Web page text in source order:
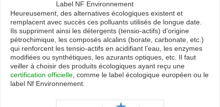
Label NF Environnement
Heureusement, des alternatives écologiques existent et
remplacent avec succès ces polluants utilisés de longue date.
Ils suppriment ainsi les détergents (tensio-actifs) d’origine
pétrochimique, les composés alcalins (borate, carbonate, etc.)
qui renforcent les tensio-actifs en acidifiant l’eau, les enzymes
modifiées ou synthétiques, les azurants optiques, etc. Il faut
veiller à choisir des produits écologiques ayant reçu une
certification officielle , comme le label écologique européen ou le
label Nf Environnement.